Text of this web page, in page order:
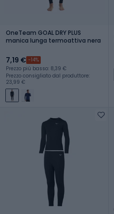
OneTeam GOAL DRY PLUS
manica lunga termoattiva nera
7,19 € -14%
Prezzo più basso: 8,39 €
Prezzo consigliato dal produttore:
23,99 €